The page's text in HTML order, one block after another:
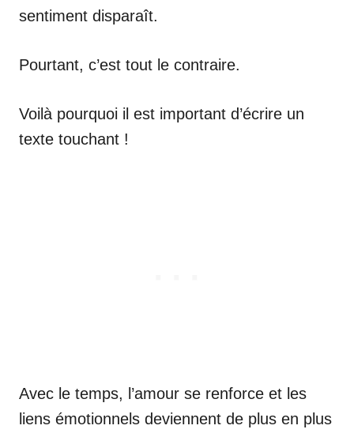
sentiment disparaît.
Pourtant, c’est tout le contraire.
Voilà pourquoi il est important d’écrire un
texte touchant !
Avec le temps, l’amour se renforce et les
liens émotionnels deviennent de plus en plus